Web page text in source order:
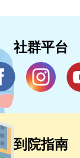
社群平台
到院指南